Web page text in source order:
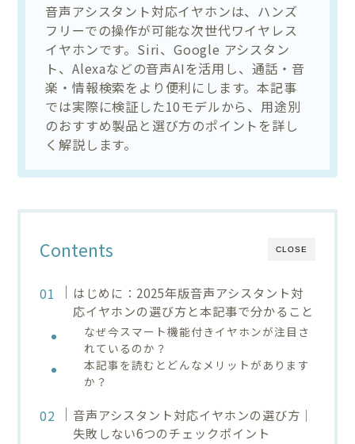
音声アシスタント対応イヤホンは、ハンズ
フリーでの操作が可能な次世代ワイヤレス
イヤホンです。Siri、Google アシスタン
ト、Alexaなどの音声AIを活用し、通話・音
楽・情報検索をより便利にします。本記事
では実際に検証した10モデルから、用途別
のおすすめ製品と選び方のポイントを詳し
く解説します。
CLOSE
Contents
はじめに：2025年版音声アシスタント対
応イヤホンの選び方と本記事で分かること
なぜ今スマート機能付きイヤホンが注目さ
れているのか？
本記事を読むとどんなメリットがあります
か？
音声アシスタント対応イヤホンの選び方｜
失敗しない6つのチェックポイント